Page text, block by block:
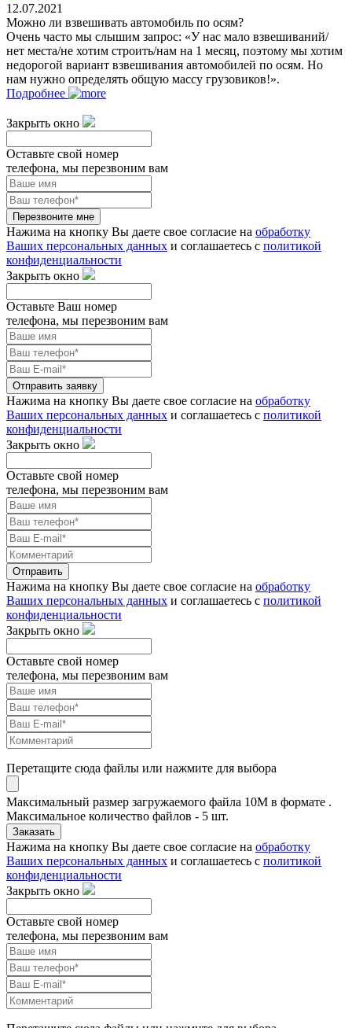
12.07.2021
Можно ли взвешивать автомобиль по осям?
Очень часто мы слышим запрос: «У нас мало взвешиваний/
нет места/не хотим строить/нам на 1 месяц, поэтому мы хотим
недорогой вариант взвешивания автомобилей по осям. Но
нам нужно определять общую массу грузовиков!».
Подробнее
Закрыть окно
Оставьте свой номер
телефона, мы перезвоним вам
Перезвоните мне
Нажима на кнопку Вы даете свое согласие на обработку
Ваших персональных данных и соглашаетесь с политикой
конфиденциальности
Закрыть окно
Оставьте Ваш номер
телефона, мы перезвоним вам
Отправить заявку
Нажима на кнопку Вы даете свое согласие на обработку
Ваших персональных данных и соглашаетесь с политикой
конфиденциальности
Закрыть окно
Оставьте свой номер
телефона, мы перезвоним вам
Отправить
Нажима на кнопку Вы даете свое согласие на обработку
Ваших персональных данных и соглашаетесь с политикой
конфиденциальности
Закрыть окно
Оставьте свой номер
телефона, мы перезвоним вам
Перетащите сюда файлы или нажмите для выбора
Максимальный размер загружаемого файла 10M в формате .
Максимальное количество файлов - 5 шт.
Заказать
Нажима на кнопку Вы даете свое согласие на обработку
Ваших персональных данных и соглашаетесь с политикой
конфиденциальности
Закрыть окно
Оставьте свой номер
телефона, мы перезвоним вам